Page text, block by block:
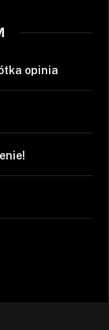
opinia